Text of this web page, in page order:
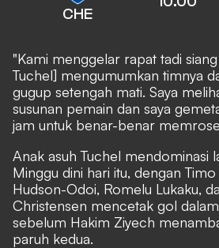
CHE
"Kami menggelar rapat tadi
Tuchel] mengumumkan timnya
gugup setengah mati. Saya
susunan pemain dan saya
jam untuk benar-benar
Anak asuh Tuchel mendominasi
Minggu dini hari itu, dengan
Hudson-Odoi, Romelu Lukaku,
Christensen mencetak gol
sebelum Hakim Ziyech
paruh kedua.